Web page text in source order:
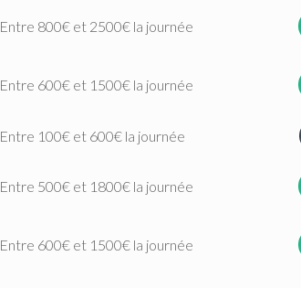
Entre 800€ et 2500€ la journée
Entre 600€ et 1500€ la journée
Entre 100€ et 600€ la journée
Entre 500€ et 1800€ la journée
Entre 600€ et 1500€ la journée